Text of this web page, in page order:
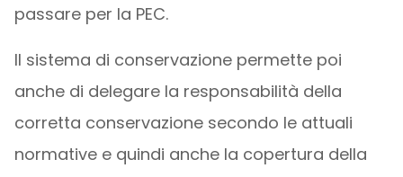
passare per la PEC.
Il sistema di conservazione permette poi
anche di delegare la responsabilità della
corretta conservazione secondo le attuali
normative e quindi anche la copertura della